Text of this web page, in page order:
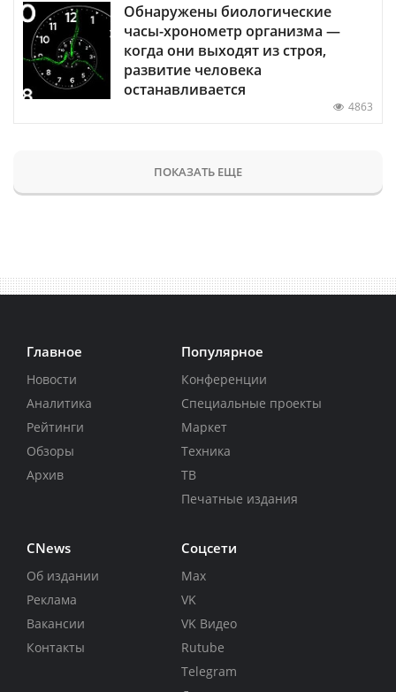
Обнаружены биологические
часы-хронометр организма —
когда они выходят из строя,
развитие человека
останавливается
4863
ПОКАЗАТЬ ЕЩЕ
Главное
Новости
Аналитика
Рейтинги
Обзоры
Архив
Популярное
Конференции
Специальные проекты
Маркет
Техника
ТВ
Печатные издания
CNews
Об издании
Реклама
Вакансии
Контакты
Соцсети
Max
VK
VK Видео
Rutube
Telegram